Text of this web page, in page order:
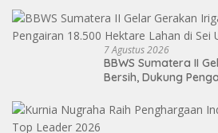
7 Agustus 2026
BBWS Sumatera II
Bersih, Dukung